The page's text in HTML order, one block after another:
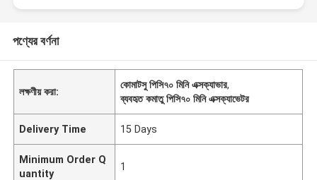
পণ্যের বর্ণনা
লক্ষণীয় করা:
কোমাটসু পিসি৭০ মিনি এক্সক্যাভার,
ব্যবহৃত কমাতু পিসি৭০ মিনি এক্সক্যাভেটর
Delivery Time 15 Days
Minimum Order Q
uantity
1